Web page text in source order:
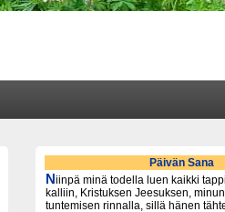
Primary
Sidebar
Widget
Area